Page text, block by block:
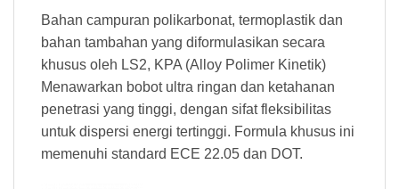
Bahan campuran polikarbonat, termoplastik dan
bahan tambahan yang diformulasikan secara
khusus oleh LS2, KPA (Alloy Polimer Kinetik)
Menawarkan bobot ultra ringan dan ketahanan
penetrasi yang tinggi, dengan sifat fleksibilitas
untuk dispersi energi tertinggi. Formula khusus ini
memenuhi standard ECE 22.05 dan DOT.